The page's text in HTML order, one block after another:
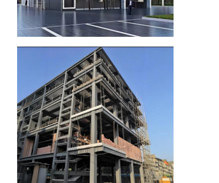
Vật liệu xây dựng bằng thép
chuồng bò
Chuồng ngựa
Nhà để xe bằng thép